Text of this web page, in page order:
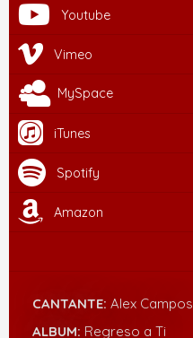
Youtube
Vimeo
MySpace
iTunes
Spotify
Amazon
CANTANTE: Alex Campos
ALBUM: Regreso a Ti